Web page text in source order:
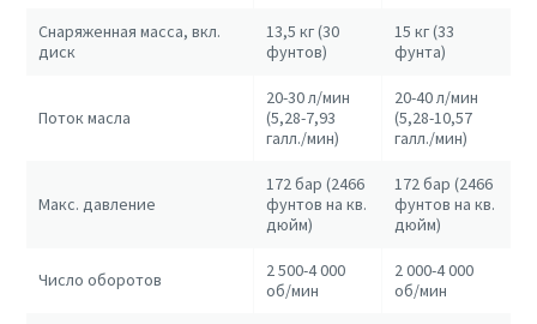
Снаряженная масса, вкл.
диск
13,5 кг (30
фунтов)
15 кг (33
фунта)
Поток масла
20-30 л/мин
(5,28-7,93
галл./мин)
20-40 л/мин
(5,28-10,57
галл./мин)
Макс. давление
172 бар (2466
фунтов на кв.
дюйм)
172 бар (2466
фунтов на кв.
дюйм)
Число оборотов
2 500-4 000
об/мин
2 000-4 000
об/мин